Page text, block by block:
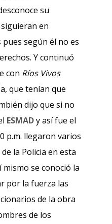
su
en
según él no es
Y continuó
con Ríos Vivos
que tenían que
dijo que si no
ESMADy así fue el
p.m. llegaron varios
la Policia en esta
se conoció la
por la fuerza las
de la obra
de los